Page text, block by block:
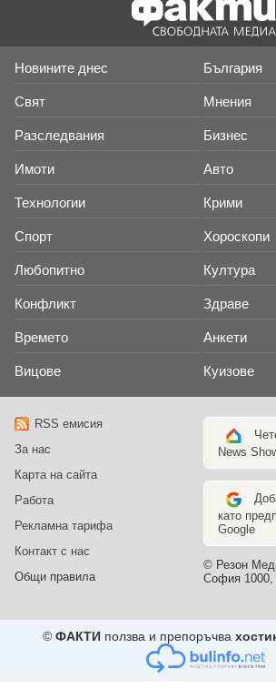
Новините днес България
Свят Мнения
Разследвания Бизнес
Имоти Авто
Технологии Крими
Спорт Хороскопи
Любопитно Култура
Конфликт Здраве
Времето Анкети
Вицове Куизове
RSS емисия
За нас
Карта на сайта
Работа
Рекламна тарифа
Контакт с нас
Общи правила
News
като
Google
© Резон
София 1000,
© ФАКТИ ползва и препоръчва